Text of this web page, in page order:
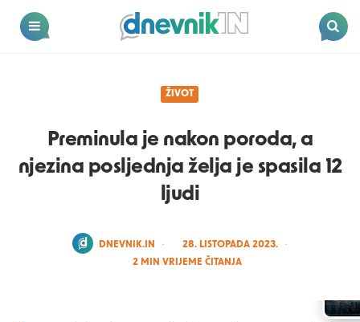
Dnevnik.in
ŽIVOT
Preminula je nakon poroda, a
njezina posljednja želja je spasila 12
ljudi
POSTED
DNEVNIK.IN
28. LISTOPADA 2023.
2 MIN VRIJEME ČITANJA